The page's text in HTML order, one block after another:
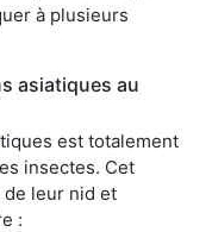
à plusieurs
asiatiques au
est totalement
insectes. Cet
de leur nid et
: